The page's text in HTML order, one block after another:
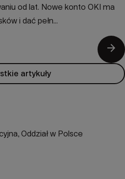
od lat. Nowe konto OKI ma
i dać pełn...
arrow_forward
artykuły
Oddział w Polsce